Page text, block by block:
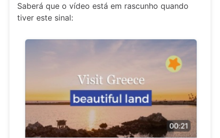
Saberá que o vídeo está em rascunho quando
tiver este sinal: